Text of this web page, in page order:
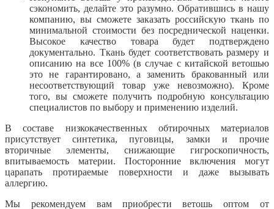
сэкономить, делайте это разумно. Обратившись в нашу
компанию, вы сможете заказать российскую ткань по
минимальной стоимости без посреднической наценки.
Высокое качество товара будет подтверждено
документально. Ткань будет соответствовать размеру и
описанию на все 100% (в случае с китайской ветошью
это не гарантировано, а заменить бракованный или
несоответствующий товар уже невозможно). Кроме
того, вы сможете получить подробную консультацию
специалистов по выбору и применению изделий.
В составе низкокачественных обтирочных материалов
присутствует синтетика, пуговицы, замки и прочие
вторичные элементы, снижающие гигроскопичность,
впитываемость материи. Посторонние включения могут
царапать протираемые поверхности и даже вызывать
аллергию.
Мы рекомендуем вам приобрести ветошь оптом от